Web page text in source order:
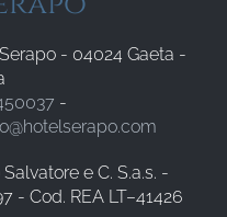
- 04024 Gaeta -
-
e C. S.a.s. -
- Cod. REA LT–41426